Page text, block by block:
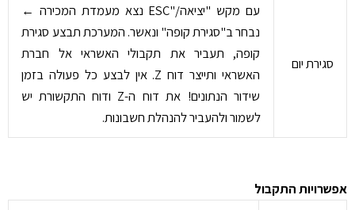
סגירת יום
עם מקש "יציאה/"ESC נצא מעמדת המכירה ←
נבחר ב"סגירת קופה" ונאשר. המערכת תבצע סגירת
קופה, תעביר את תקבולי האשראי אל חברת
האשראי ותייצר דוח Z. אין לבצע כל פעולה בזמן
שידור הנתונים! את דוח ה-Z ודוח התקשורת יש
לשמור ולהעביר להנהלת חשבונות.
אפשרויות התקבול